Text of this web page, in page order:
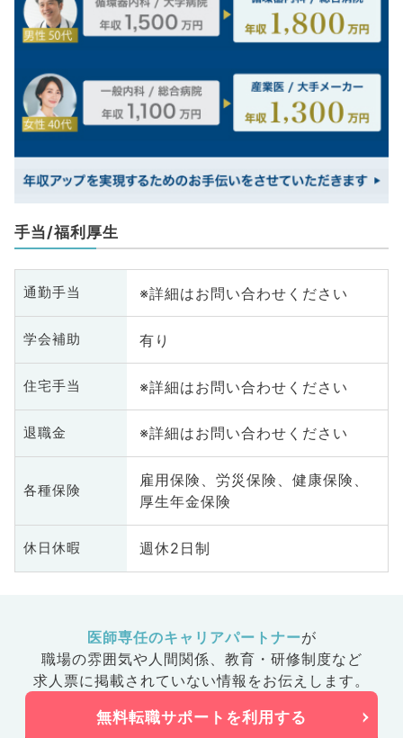
手当/福利厚生
通勤手当 ※詳細はお問い合わせください
学会補助 有り
住宅手当 ※詳細はお問い合わせください
退職金 ※詳細はお問い合わせください
各種保険
雇用保険、労災保険、健康保険、
厚生年金保険
休日休暇 週休2日制
医師専任のキャリアパートナーが
職場の雰囲気や人間関係、 教育・研修制度など
求人票に掲載されていない情報をお伝えします。
無料転職サポートを利用する